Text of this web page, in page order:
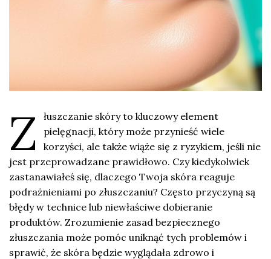
Z
łuszczanie skóry to kluczowy element
pielęgnacji, który może przynieść wiele
korzyści, ale także wiąże się z ryzykiem, jeśli nie
jest przeprowadzane prawidłowo. Czy kiedykolwiek
zastanawiałeś się, dlaczego Twoja skóra reaguje
podrażnieniami po złuszczaniu? Często przyczyną są
błędy w technice lub niewłaściwe dobieranie
produktów. Zrozumienie zasad bezpiecznego
złuszczania może pomóc uniknąć tych problemów i
sprawić, że skóra będzie wyglądała zdrowo i